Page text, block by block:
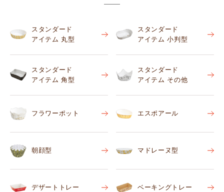
スタンダード
アイテム 丸型
スタンダード
アイテム 小判型
スタンダード
アイテム 角型
スタンダード
アイテム その他
フラワーポット エスポアール
朝顔型 マドレーヌ型
デザートトレー ベーキングトレー